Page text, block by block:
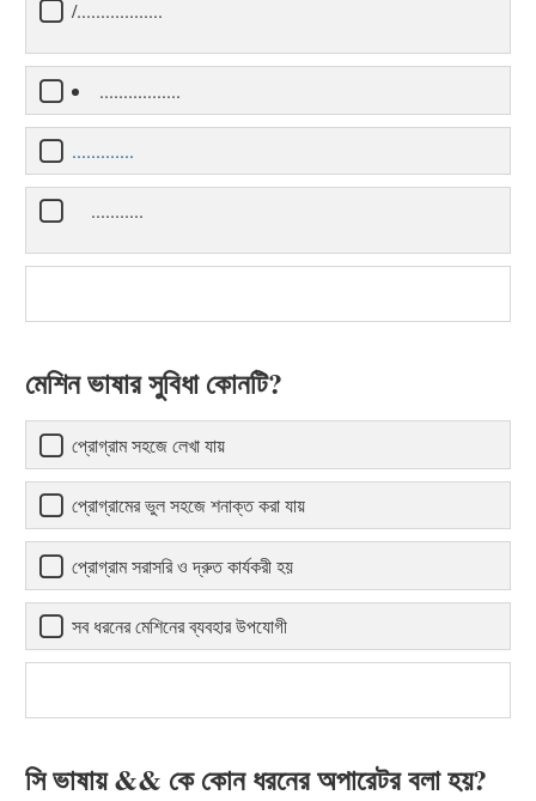
/..................
.................
.............
...........
মেশিন ভাষার সুবিধা কোনটি?
প্রোগ্রাম সহজে লেখা যায়
প্রোগ্রামের ভুল সহজে শনাক্ত করা যায়
প্রোগ্রাম সরাসরি ও দ্রুত কার্যকরী হয়
সব ধরনের মেশিনের ব্যবহার উপযোগী
সি ভাষায় && কে কোন ধরনের অপারেটর বলা হয়?